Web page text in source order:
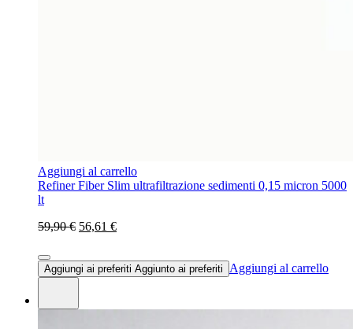
Aggiungi al carrello
Refiner Fiber Slim ultrafiltrazione sedimenti 0,15 micron 5000
lt
59,90 € 56,61 €
Aggiungi ai preferiti Aggiunto ai preferiti Aggiungi al carrello